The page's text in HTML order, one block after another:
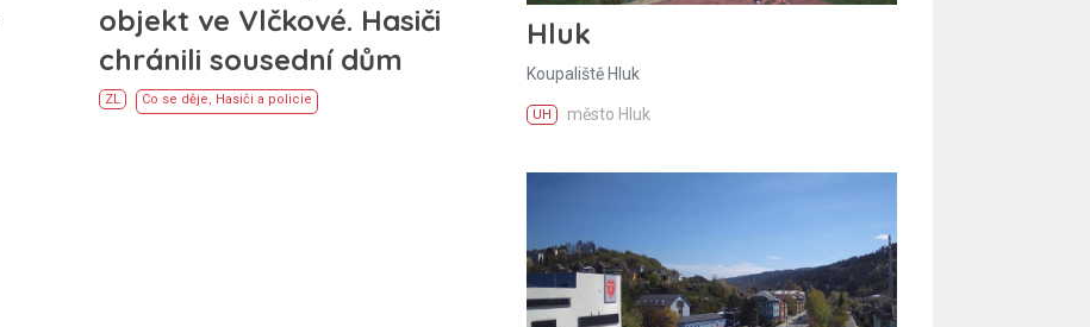
objekt ve Vlčkové. Hasiči
chránili sousední dům
ZL Co se děje, Hasiči a policie
Hluk
Koupaliště Hluk
UH město Hluk